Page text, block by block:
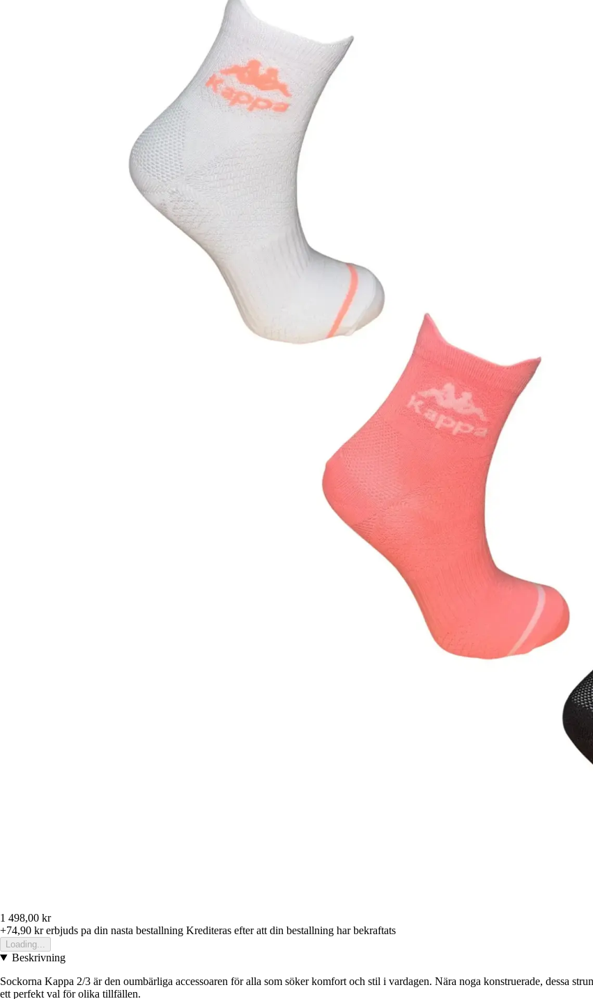
1 498,00 kr
+74,90 krerbjuds pa din nasta bestallning Krediteras efter att din bestallning har bekraftats
Loading...
Beskrivning
Sockorna Kappa 2/3 är den oumbärliga accessoaren för alla som söker komfort och stil i vardagen. Nära noga konstruerade, dessa
ett perfekt val för olika tillfällen.